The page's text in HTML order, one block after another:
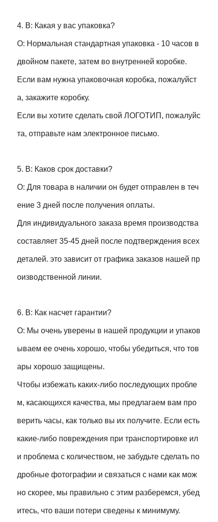
4. В: Какая у вас упаковка?
О: Нормальная стандартная упаковка - 10 часов в
двойном пакете, затем во внутренней коробке.
Если вам нужна упаковочная коробка, пожалуйст
а, закажите коробку.
Если вы хотите сделать свой ЛОГОТИП, пожалуйс
та, отправьте нам электронное письмо.
5. В: Каков срок доставки?
О: Для товара в наличии он будет отправлен в теч
ение 3 дней после получения оплаты.
Для индивидуального заказа время производства
составляет 35-45 дней после подтверждения всех
деталей. это зависит от графика заказов нашей пр
оизводственной линии.
6. В: Как насчет гарантии?
О: Мы очень уверены в нашей продукции и упаков
ываем ее очень хорошо, чтобы убедиться, что тов
ары хорошо защищены.
Чтобы избежать каких-либо последующих пробле
м, касающихся качества, мы предлагаем вам про
верить часы, как только вы их получите. Если есть
какие-либо повреждения при транспортировке ил
и проблема с количеством, не забудьте сделать по
дробные фотографии и связаться с нами как мож
но скорее, мы правильно с этим разберемся, убед
итесь, что ваши потери сведены к минимуму.